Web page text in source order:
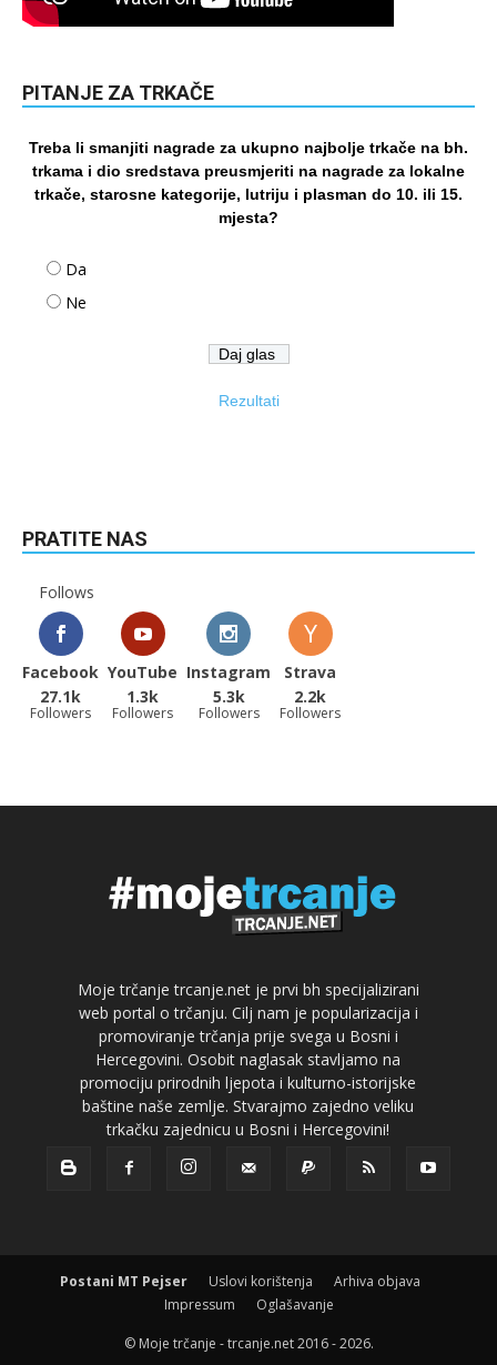
PITANJE ZA TRKAČE
Treba li smanjiti nagrade za ukupno najbolje trkače na bh.
trkama i dio sredstava preusmjeriti na nagrade za lokalne
trkače, starosne kategorije, lutriju i plasman do 10. ili 15.
mjesta?
Da
Ne
Rezultati
PRATITE NAS
Follows
Facebook
27.1k
Followers
YouTube
1.3k
Followers
Instagram
5.3k
Followers
Strava
2.2k
Followers
Moje trčanje trcanje.net je prvi bh specijalizirani
web portal o trčanju. Cilj nam je popularizacija i
promoviranje trčanja prije svega u Bosni i
Hercegovini. Osobit naglasak stavljamo na
promociju prirodnih ljepota i kulturno-istorijske
baštine naše zemlje. Stvarajmo zajedno veliku
trkačku zajednicu u Bosni i Hercegovini!
Postani MT Pejser Uslovi korištenja
Arhiva objava
Impressum
Oglašavanje
© Moje trčanje - trcanje.net 2016 - 2026.